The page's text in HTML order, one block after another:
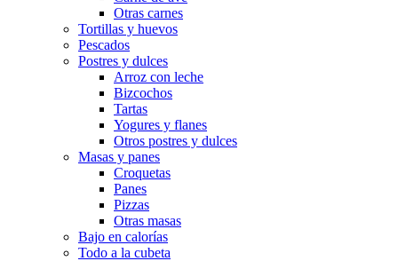
Otras carnes
Tortillas y huevos
Pescados
Postres y dulces
Arroz con leche
Bizcochos
Tartas
Yogures y flanes
Otros postres y dulces
Masas y panes
Croquetas
Panes
Pizzas
Otras masas
Bajo en calorías
Todo a la cubeta